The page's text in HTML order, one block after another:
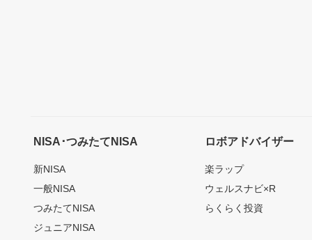
NISA･つみたてNISA
新NISA
一般NISA
つみたてNISA
ジュニアNISA
ロボアドバイザー
楽ラップ
ウェルスナビ×R
らくらく投資